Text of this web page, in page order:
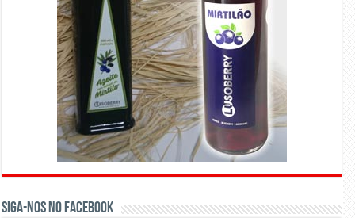
Siga-nos no Facebook